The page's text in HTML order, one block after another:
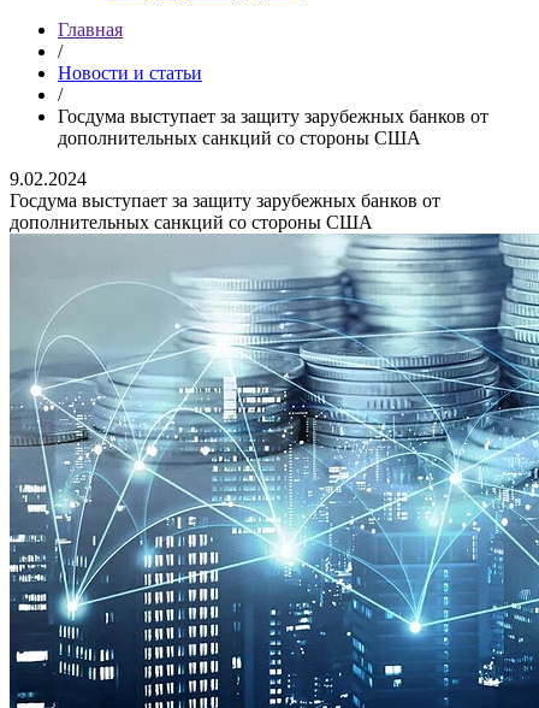
Главная
/
Новости и статьи
/
Госдума выступает за защиту зарубежных банков от
дополнительных санкций со стороны США
9.02.2024
Госдума выступает за защиту зарубежных банков от
дополнительных санкций со стороны США